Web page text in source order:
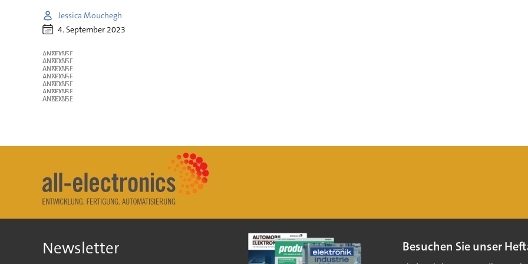
Jessica Mouchegh
4. September 2023
ANZEIGE
ANZEIGE
ANZEIGE
ANZEIGE
ANZEIGE
ANZEIGE
ANZEIGE
Newsletter Besuchen Sie unser